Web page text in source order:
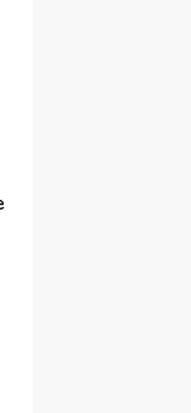
Penambahan